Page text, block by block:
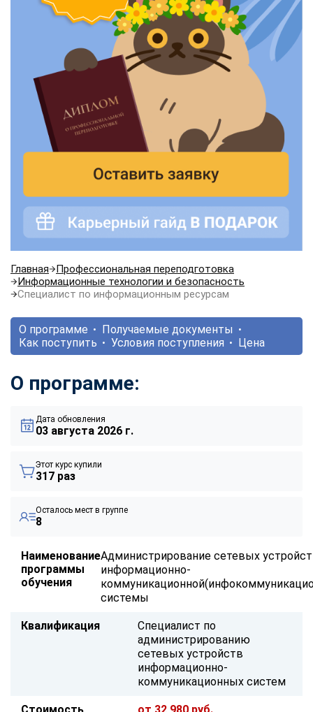
Главная
Профессиональная переподготовка
Информационные технологии и безопасность
Специалист по информационным ресурсам
О программе
Получаемые документы
Как поступить
Условия поступления Цена
О программе:
Дата обновления
03 августа 2026 г.
Этот курс купили
317 раз
Осталось мест в группе
8
Наименование
программы
обучения
Администрирование сетевых
информационно-
системы
Квалификация
Специалист по
администрированию
сетевых устройств
информационно-
коммуникационных систем